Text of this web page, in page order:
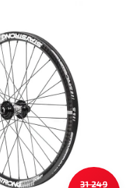
31 249